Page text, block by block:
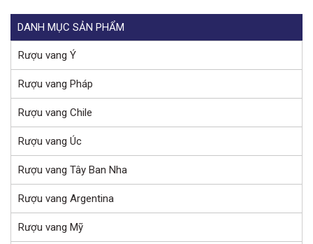
DANH MỤC SẢN PHẨM
Rượu vang Ý
Rượu vang Pháp
Rượu vang Chile
Rượu vang Úc
Rượu vang Tây Ban Nha
Rượu vang Argentina
Rượu vang Mỹ